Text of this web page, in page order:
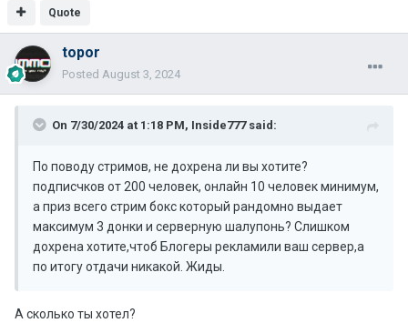
Quote
topor
Posted August 3, 2024
On 7/30/2024 at 1:18 PM, Inside777said:
По поводу стримов, не дохрена ли вы хотите?
подписчков от 200 человек, онлайн 10 человек минимум,
а приз всего стрим бокс который рандомно выдает
максимум 3 донки и серверную шалупонь? Слишком
дохрена хотите,чтоб Блогеры рекламили ваш сервер,а
по итогу отдачи никакой. Жиды.
А сколько ты хотел?